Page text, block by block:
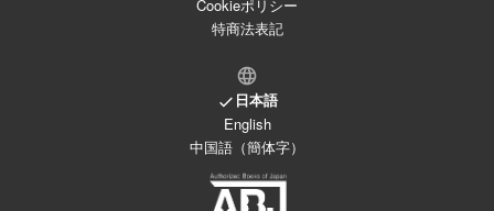
Cookieポリシー
特商法表記
日本語
English
中国語（簡体字）